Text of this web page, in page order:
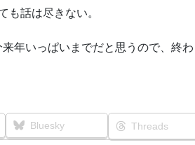
も話は尽きない。
年いっぱいまでだと思うので、終
Bluesky Threads